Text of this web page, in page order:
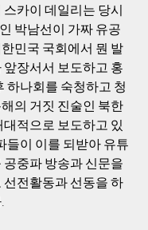
카이 데일리는 당시
박남선이 가짜 유공
민국 국회에서 뭔 발
장서서 보도하고 홍
하나회를 숙청하고 청
의 거짓 진술인 북한
적으로 보도하고 있
들이 이를 되받아 유튜
중파 방송과 신문을
전활동과 선동을 하